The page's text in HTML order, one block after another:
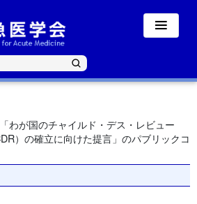
わが国のチャイルド・デス・レビュー
）の確立に向けた提言」のパブリックコ